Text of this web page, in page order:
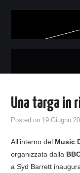
Una targa in
Posted on 19 Giugno
All’interno del Music
organizzata dalla
a Syd Barrett